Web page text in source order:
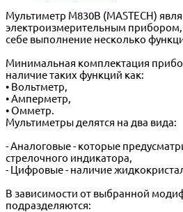
Мультиметр M830B (MASTECH)
электроизмерительным
себе выполнение несколько
Минимальная комплектация
наличие таких функций как:
• Вольтметр,
• Амперметр,
• Омметр.
Мультиметры делятся на два вида:
- Аналоговые - которые
стрелочного индикатора,
- Цифровые - наличие
В зависимости от выбранной
подразделяются: